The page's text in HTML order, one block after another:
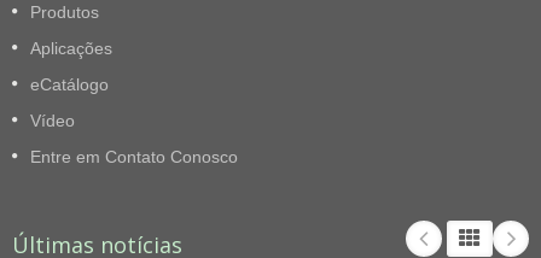
Produtos
Aplicações
eCatálogo
Vídeo
Entre em Contato Conosco
Últimas notícias